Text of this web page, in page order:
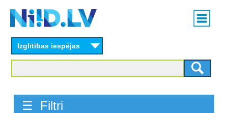
content
Main
menu
Izglītības iespējas
☰ Filtri